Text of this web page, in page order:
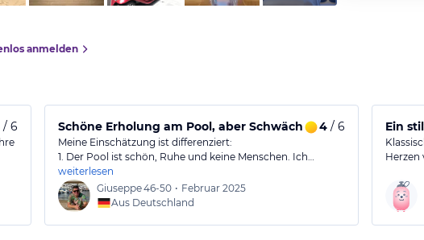
anmelden
Lage
/ 6 Schöne Erholung am Pool, aber Schwächen beim Empfang.
4/ 6
Meine Einschätzung ist differenziert:
1. Der Pool ist schön, Ruhe und keine Menschen. Ich…
weiterlesen
Giuseppe46-50 • Februar 2025
Aus Deutschland
Ein
Herzen